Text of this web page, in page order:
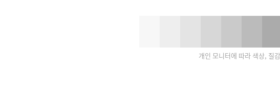
개인 모니터에 따라 색상, 질